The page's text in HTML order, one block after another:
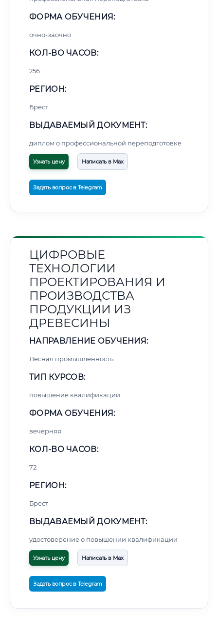
ФОРМА ОБУЧЕНИЯ:
очно-заочно
КОЛ-ВО ЧАСОВ:
256
РЕГИОН:
Брест
ВЫДАВАЕМЫЙ ДОКУМЕНТ:
диплом о профессиональной переподготовке
Узнать цену Написать в Max
Задать вопрос в Telegram
ЦИФРОВЫЕ
ТЕХНОЛОГИИ
ПРОЕКТИРОВАНИЯ И
ПРОИЗВОДСТВА
ПРОДУКЦИИ ИЗ
ДРЕВЕСИНЫ
НАПРАВЛЕНИЕ ОБУЧЕНИЯ:
Лесная промышленность
ТИП КУРСОВ:
повышение квалификации
ФОРМА ОБУЧЕНИЯ:
вечерняя
КОЛ-ВО ЧАСОВ:
72
РЕГИОН:
Брест
ВЫДАВАЕМЫЙ ДОКУМЕНТ:
удостоверение о повышении квалификации
Узнать цену Написать в Max
Задать вопрос в Telegram